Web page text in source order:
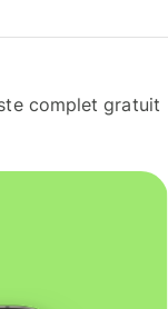
complet gratuit